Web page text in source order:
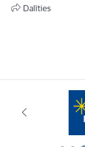
Dalīties